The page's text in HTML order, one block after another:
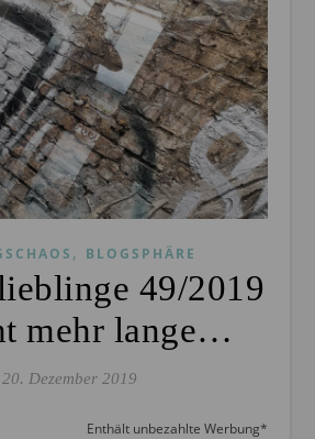
, BLOGSPHÄRE
49/2019
mehr lange…
20. Dezember 2019
Enthält unbezahlte Werbung*